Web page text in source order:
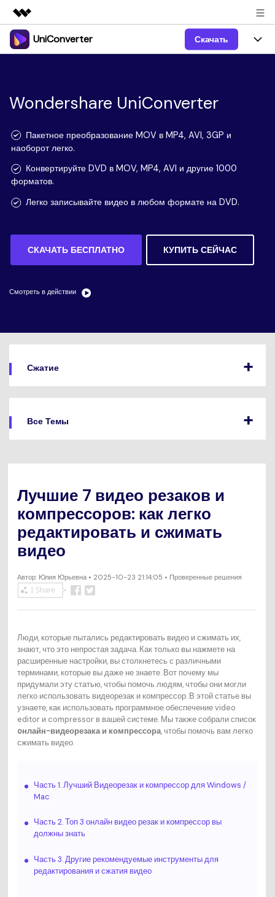
Рекомендуемые продукты
Решения
О нас
Новости
Покупка
UniConverter Скачать
Windows
Mac
UniConverter для Mac
Функции
AI функции
Больше инструментов
Руководство
Блог
Фотография
Пользователи Фильмов
Контактная
Вся информация, необходимая для использования
UniConverter.
Технические
Полный список поддерживаемых форматов,
Последние новости и обновления UniConverter.
КУПИТЬ КУПИТЬ
Sign In
Wondershare UniConverter
Пакетное преобразование MOV в MP4, AVI, 3GP и
наоборот легко.
Конвертируйте DVD в MOV, MP4, AVI и другие 1000
форматов.
Легко записывайте видео в любом формате на DVD.
СКАЧАТЬ БЕСПЛАТНО КУПИТЬ СЕЙЧАС
Смотреть в действии
Сжатие
Все Темы
Лучшие 7 видео резаков и
компрессоров: как легко
редактировать и сжимать
видео
Автор:Юлия Юрьевна• 2025-10-23 21:14:05 • Проверенные решения
Люди, которые пытались редактировать видео и сжимать их,
знают, что это непростая задача. Как только вы нажмете на
расширенные настройки, вы столкнетесь с различными
терминами, которые вы даже не знаете. Вот почему мы
придумали эту статью, чтобы помочь людям, чтобы они могли
легко использовать видеорезак и компрессор. В этой статье вы
узнаете, как использовать программное обеспечение video
editor и compressor в вашей системе. Мы также собрали список
oнлайн-видеорезака и компрессора, чтобы помочь вам легко
сжимать видео.
Часть 1. Лучший Видеорезак и компрессор для Windows /
Mac
Часть 2. Топ 3 онлайн видео резак и компрессор вы
должны знать
Часть 3. Другие рекомендуемые инструменты для
редактирования и сжатия видео